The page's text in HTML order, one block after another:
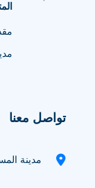
تواصل معنا
مدينة